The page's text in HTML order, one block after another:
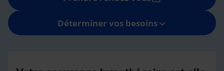
Déterminer vos besoins